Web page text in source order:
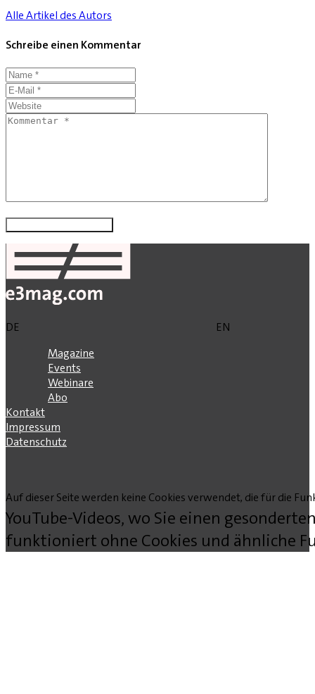
Alle Artikel des Autors
Schreibe einen Kommentar
DE
EN
Magazine
Events
Webinare
Abo
Kontakt
Impressum
Datenschutz
Auf dieser Seite werden keine Cookies verwendet, die für die
YouTube-Videos, wo Sie einen
funktioniert ohne Cookies und ähnliche